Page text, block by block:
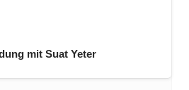
mit Suat Yeter